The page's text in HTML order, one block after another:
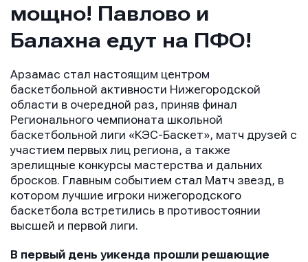
мощно! Павлово и
Балахна едут на ПФО!
Арзамас стал настоящим центром
баскетбольной активности Нижегородской
области в очередной раз, приняв финал
Регионального чемпионата школьной
баскетбольной лиги «КЭС-Баскет», матч друзей с
участием первых лиц региона, а также
зрелищные конкурсы мастерства и дальних
бросков. Главным событием стал Матч звезд, в
котором лучшие игроки нижегородского
баскетбола встретились в противостоянии
высшей и первой лиги.
В первый день уикенда прошли решающие